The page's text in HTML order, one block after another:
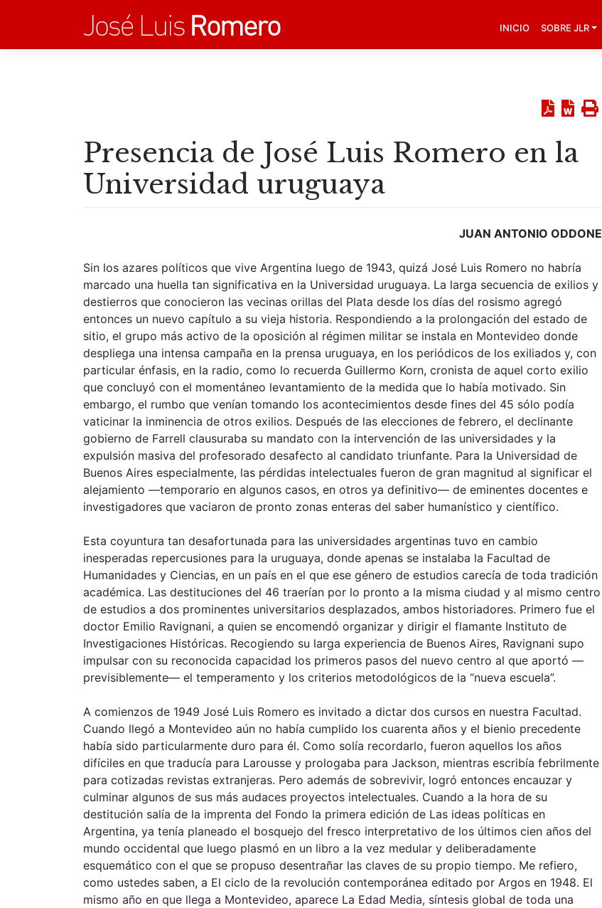
INICIO SOBRE JLR
Presencia de José Luis Romero en la
Universidad uruguaya
JUAN ANTONIO ODDONE
Sin los azares políticos que vive Argentina luego de 1943, quizá José Luis Romero no habría
marcado una huella tan significativa en la Universidad uruguaya. La larga secuencia de exilios y
destierros que conocieron las vecinas orillas del Plata desde los días del rosismo agregó
entonces un nuevo capítulo a su vieja historia. Respondiendo a la prolongación del estado de
sitio, el grupo más activo de la oposición al régimen militar se instala en Montevideo donde
despliega una intensa campaña en la prensa uruguaya, en los periódicos de los exiliados y, con
particular énfasis, en la radio, como lo recuerda Guillermo Korn, cronista de aquel corto exilio
que concluyó con el momentáneo levantamiento de la medida que lo había motivado. Sin
embargo, el rumbo que venían tomando los acontecimientos desde fines del 45 sólo podía
vaticinar la inminencia de otros exilios. Después de las elecciones de febrero, el declinante
gobierno de Farrell clausuraba su mandato con la intervención de las universidades y la
expulsión masiva del profesorado desafecto al candidato triunfante. Para la Universidad de
Buenos Aires especialmente, las pérdidas intelectuales fueron de gran magnitud al significar el
alejamiento —temporario en algunos casos, en otros ya definitivo— de eminentes docentes e
investigadores que vaciaron de pronto zonas enteras del saber humanístico y científico.
Esta coyuntura tan desafortunada para las universidades argentinas tuvo en cambio
inesperadas repercusiones para la uruguaya, donde apenas se instalaba la Facultad de
Humanidades y Ciencias, en un país en el que ese género de estudios carecía de toda tradición
académica. Las destituciones del 46 traerían por lo pronto a la misma ciudad y al mismo centro
de estudios a dos prominentes universitarios desplazados, ambos historiadores. Primero fue el
doctor Emilio Ravignani, a quien se encomendó organizar y dirigir el flamante Instituto de
Investigaciones Históricas. Recogiendo su larga experiencia de Buenos Aires, Ravignani supo
impulsar con su reconocida capacidad los primeros pasos del nuevo centro al que aportó —
previsiblemente— el temperamento y los criterios metodológicos de la “nueva escuela”.
A comienzos de 1949 José Luis Romero es invitado a dictar dos cursos en nuestra Facultad.
Cuando llegó a Montevideo aún no había cumplido los cuarenta años y el bienio precedente
había sido particularmente duro para él. Como solía recordarlo, fueron aquellos los años
difíciles en que traducía para Larousse y prologaba para Jackson, mientras escribía febrilmente
para cotizadas revistas extranjeras. Pero además de sobrevivir, logró entonces encauzar y
culminar algunos de sus más audaces proyectos intelectuales. Cuando a la hora de su
destitución salía de la imprenta del Fondo la primera edición de Las ideas políticas en
Argentina, ya tenía planeado el bosquejo del fresco interpretativo de los últimos cien años del
mundo occidental que luego plasmó en un libro a la vez medular y deliberadamente
esquemático con el que se propuso desentrañar las claves de su propio tiempo. Me refiero,
como ustedes saben, a El ciclo de la revolución contemporánea editado por Argos en 1948. El
mismo año en que llega a Montevideo, aparece La Edad Media, síntesis global de toda una